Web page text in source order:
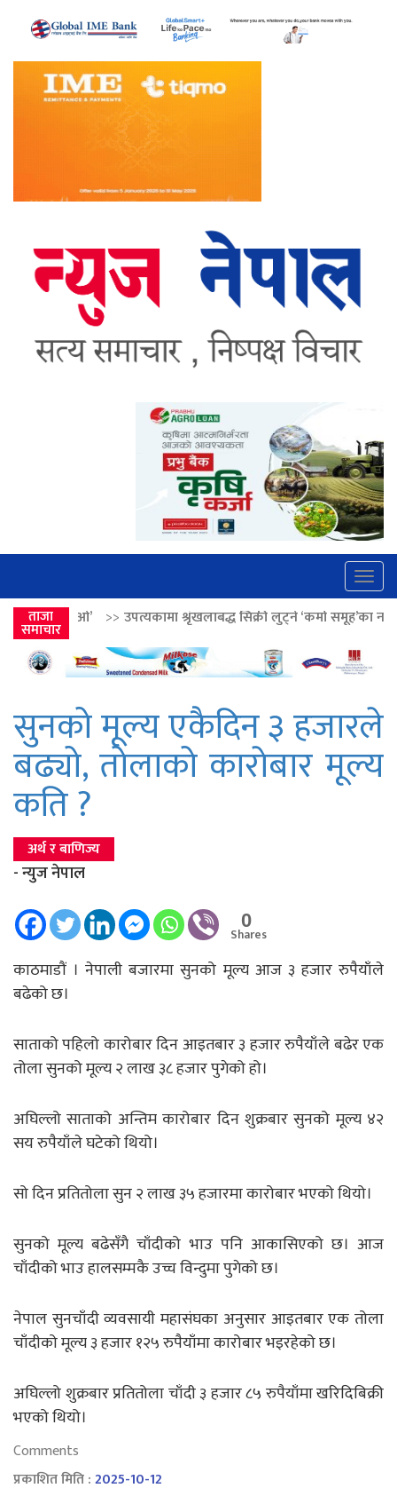
ताजा
समाचार
उपत्यकामा श्रृंखलाबद्ध सिक्री लुट्ने ‘कर्मा समूह’का नाइकेसहित पाँच पक्राउ
सुनको मूल्य एकैदिन ३ हजारले
बढ्यो, तोलाको काराेबार मूल्य
कति ?
अर्थ र बाणिज्य
- न्युज नेपाल
0
Shares
काठमाडौं । नेपाली बजारमा सुनको मूल्य आज ३ हजार रुपैयाँले
बढेको छ।
साताको पहिलो कारोबार दिन आइतबार ३ हजार रुपैयाँले बढेर एक
तोला सुनको मूल्य २ लाख ३८ हजार पुगेको हो।
अघिल्लो साताको अन्तिम कारोबार दिन शुक्रबार सुनको मूल्य ४२
सय रुपैयाँले घटेको थियो।
सो दिन प्रतितोला सुन २ लाख ३५ हजारमा कारोबार भएको थियो।
सुनको मूल्य बढेसँगै चाँदीको भाउ पनि आकासिएको छ। आज
चाँदीको भाउ हालसम्मकै उच्च विन्दुमा पुगेको छ।
नेपाल सुनचाँदी व्यवसायी महासंघका अनुसार आइतबार एक तोला
चाँदीको मूल्य ३ हजार १२५ रुपैयाँमा कारोबार भइरहेको छ।
अघिल्लो शुक्रबार प्रतितोला चाँदी ३ हजार ८५ रुपैयाँमा खरिदिबिक्री
भएको थियो।
Comments
प्रकाशित मिति :2025-10-12